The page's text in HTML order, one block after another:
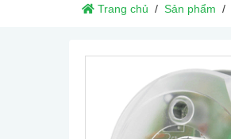
Trang chủ Sản phẩm